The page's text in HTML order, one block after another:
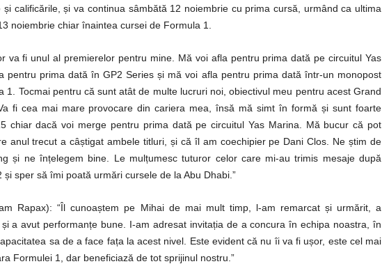
și calificările,și va continua sâmbătă 12 noiembrie cu prima cursă, urmând ca ultima
noiembrie chiar înaintea cursei de Formula 1.
va fi unul al premierelor pentru mine. Mă voi afla pentru prima dată pe circuitul Yas
pentru prima dată în GP2 Seriesși mă voi afla pentru prima dată într-un monopost
1. Tocmai pentru că sunt atât de multe lucruri noi, obiectivul meu pentru acest Grand
fi cea mai mare provocare din cariera mea, însă mă simt în formăși sunt foarte
chiar dacă voi merge pentru prima dată pe circuitul Yas Marina. Mă bucur că pot
anul trecut a câștigat ambele titluri, și că îl am coechipier pe Dani Clos. Neștim de
și ne înțelegem bine. Le mulțumesc tuturor celor care mi-au trimis mesaje după
și sper să îmi poată urmări cursele de la Abu Dhabi.”
Rapax): “Îl cunoaștem pe Mihai de mai mult timp, l-am remarcat și urmărit, a
și a avut performanțe bune. I-am adresat invitația de a concura în echipa noastra, în
sa de a face fața la acest nivel. Este evident că nu îi va fi ușor, este cel mai
Formulei 1, dar beneficiază de tot sprijinul nostru.”